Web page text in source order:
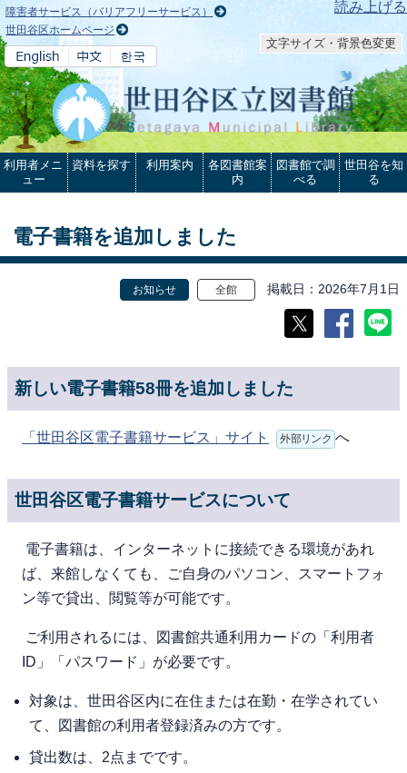
本文へ 読み上げる
障害者サービス（バリアフリーサービス）
世田谷区ホームページ
文字サイズ・背景色変更
利用者メニ
ュー
資料を探す 利用案内
各図書館案
内
図書館で調
べる
世田谷を知
る
電子書籍を追加しました
お知らせ 全館 掲載日 2026年7月1日
新しい電子書籍58冊を追加しました
「世田谷区電子書籍サービス」サイト 外部リンク へ
世田谷区電子書籍サービスについて
電⼦書籍は、インターネットに接続できる環境があれ
ば、来館しなくても、ご⾃⾝のパソコン、スマートフォ
ン等で貸出、閲覧等が可能です。
ご利⽤されるには、図書館共通利用カードの「利用者
ID」「パスワード」が必要です。
対象は、世⽥⾕区内に在住または在勤・在学されてい
て、図書館の利⽤者登録済みの⽅です。
貸出数は、2点までです。